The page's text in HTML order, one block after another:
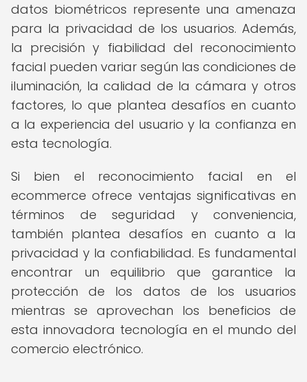
datos biométricos represente una amenaza
para la privacidad de los usuarios. Además,
la precisión y fiabilidad del reconocimiento
facial pueden variar según las condiciones de
iluminación, la calidad de la cámara y otros
factores, lo que plantea desafíos en cuanto
a la experiencia del usuario y la confianza en
esta tecnología.
Si bien el reconocimiento facial en el
ecommerce ofrece ventajas significativas en
términos de seguridad y conveniencia,
también plantea desafíos en cuanto a la
privacidad y la confiabilidad. Es fundamental
encontrar un equilibrio que garantice la
protección de los datos de los usuarios
mientras se aprovechan los beneficios de
esta innovadora tecnología en el mundo del
comercio electrónico.